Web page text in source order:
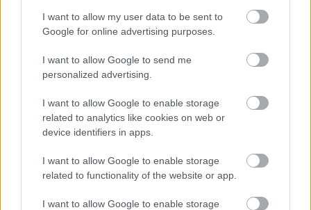
I want to allow my user data to be sent to
Google for online advertising purposes.
I want to allow Google to send me
personalized advertising.
I want to allow Google to enable storage
related to analytics like cookies on web or
device identifiers in apps.
I want to allow Google to enable storage
related to functionality of the website or app.
I want to allow Google to enable storage
-Heidi Lehikoinen